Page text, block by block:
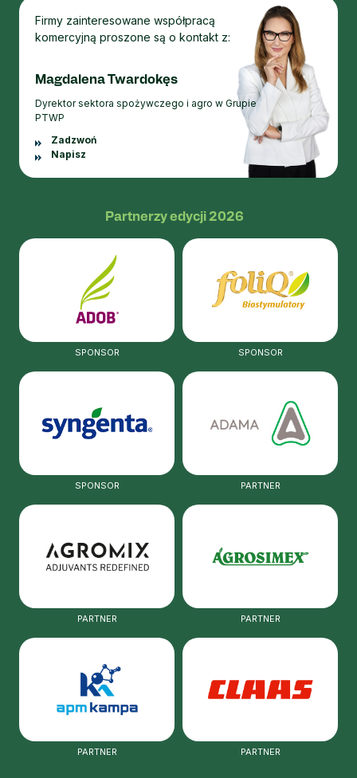
Partnerzy edycji 2026
SPONSOR SPONSOR
SPONSOR PARTNER
PARTNER PARTNER
PARTNER PARTNER
Firmy zainteresowane współpracą
komercyjną proszone są o kontakt z:
Magdalena Twardokęs
Dyrektor sektora spożywczego i agro w Grupie
PTWP
Napisz
Zadzwoń